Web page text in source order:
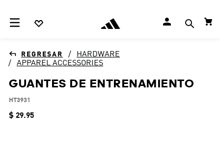
HARDWARE
APPAREL ACCESSORIES
GUANTES DE ENTRENAMIENTO
HT3931
$ 29.95